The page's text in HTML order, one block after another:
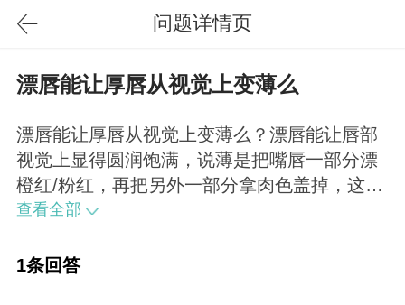
问题详情页
漂唇能让厚唇从视觉上变薄么
漂唇能让厚唇从视觉上变薄么？漂唇能让唇部
视觉上显得圆润饱满，说薄是把嘴唇一部分漂
橙红/粉红，再把另外一部分拿肉色盖掉，这样
才是视觉变薄的方法。不过一般漂唇改善的是
唇改薄。
查看全部
1条回答